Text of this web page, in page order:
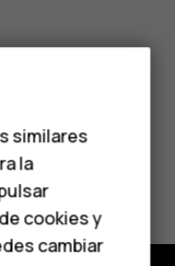
similares
la
cookies y
cambiar